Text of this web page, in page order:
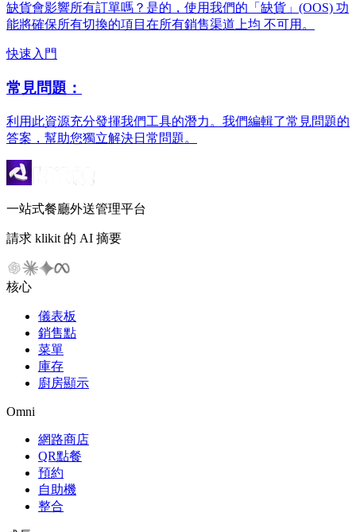
缺貨會影響所有訂單嗎？是的，使用我們的「缺貨」(OOS) 功
能將確保所有切換的項目在所有銷售渠道上均 不可用。
快速入門
常見問題：
利用此資源充分發揮我們工具的潛力。我們編輯了常見問題的
答案，幫助您獨立解決日常問題。
一站式餐廳外送管理平台
請求 klikit 的 AI 摘要
核心
儀表板
銷售點
菜單
庫存
廚房顯示
Omni
網路商店
QR點餐
預約
自助機
整合